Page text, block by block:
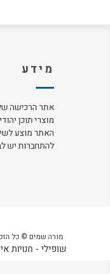
מידע
אתר הרכישה
מוצרי תוכן
האתר מוצע
להתחברות יש
מורה שמים © כל
שופילי - חנויות